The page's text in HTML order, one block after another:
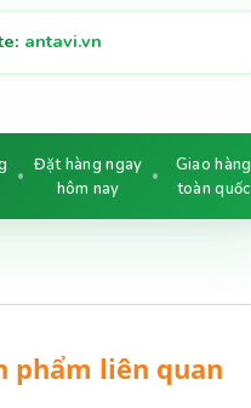
antavi.vn
Đặt hàng ngay
hôm nay
Giao hàng
toàn quốc
phẩm liên quan